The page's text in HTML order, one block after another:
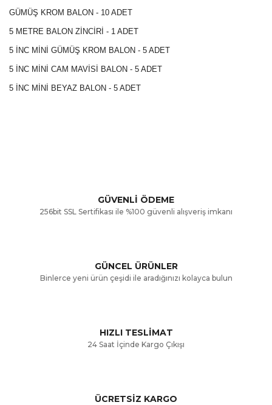
GÜMÜŞ KROM BALON - 10 ADET
5 METRE BALON ZİNCİRİ - 1 ADET
5 İNC MİNİ GÜMÜŞ KROM BALON - 5 ADET
5 İNC MİNİ CAM MAVİSİ BALON - 5 ADET
5 İNC MİNİ BEYAZ BALON - 5 ADET
Ürün resmi kalitesiz, bozuk veya görüntülenemiyor.
Ürün bilgilerinde hatalar bulunuyor.
Gönder
GÜVENLİ ÖDEME
256bit SSL Sertifikası ile %100 güvenli alışveriş imkanı
GÜNCEL ÜRÜNLER
Binlerce yeni ürün çeşidi ile aradığınızı kolayca bulun
HIZLI TESLİMAT
24 Saat İçinde Kargo Çıkışı
ÜCRETSİZ KARGO